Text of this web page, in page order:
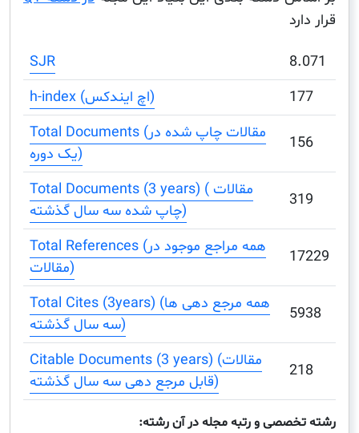
Total Documents (مقالات چاپ شده در
Total Documents (3 years) ( مقالات
Total References (همه مراجع موجود در
Total Cites (3years) (همه مرجع دهی ها
Citable Documents (3 years) (مقالات
و رتبه مجله در آن رشته: